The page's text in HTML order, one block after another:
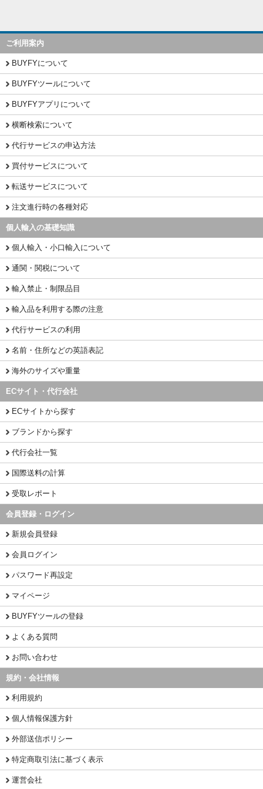
ご利用案内
BUYFYについて
BUYFYツールについて
BUYFYアプリについて
横断検索について
代行サービスの申込方法
買付サービスについて
転送サービスについて
注文進行時の各種対応
個人輸入の基礎知識
個人輸入・小口輸入について
通関・関税について
輸入禁止・制限品目
輸入品を利用する際の注意
代行サービスの利用
名前・住所などの英語表記
海外のサイズや重量
ECサイト・代行会社
ECサイトから探す
ブランドから探す
代行会社一覧
国際送料の計算
受取レポート
会員登録・ログイン
新規会員登録
会員ログイン
パスワード再設定
マイページ
BUYFYツールの登録
よくある質問
お問い合わせ
規約・会社情報
利用規約
個人情報保護方針
外部送信ポリシー
特定商取引法に基づく表示
運営会社